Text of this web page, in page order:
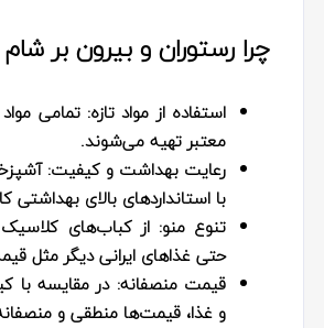
چرا رستوران و بیرون بر
استفاده از مواد تازه‌:تمامی مواد
معتبر تهیه می‌شوند.
رعایت بهداشت و کیفیت:
با استانداردهای بالای بهداشتی
تنوع منو:از کباب‌های
حتی غذاهای ایرانی دیگر مثل
قیمت منصفانه:در مقایسه با
و غذا، قیمت‌ها منطقی و